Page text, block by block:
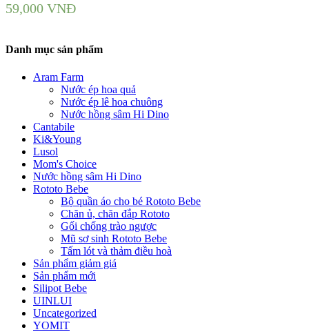
59,000 VNĐ
Danh mục sản phẩm
Aram Farm
Nước ép hoa quả
Nước ép lê hoa chuông
Nước hồng sâm Hi Dino
Cantabile
Ki&Young
Lusol
Mom's Choice
Nước hồng sâm Hi Dino
Rototo Bebe
Bộ quần áo cho bé Rototo Bebe
Chăn ủ, chăn đắp Rototo
Gối chống trào ngược
Mũ sơ sinh Rototo Bebe
Tấm lót và thảm điều hoà
Sản phẩm giảm giá
Sản phẩm mới
Silipot Bebe
UINLUI
Uncategorized
YOMIT